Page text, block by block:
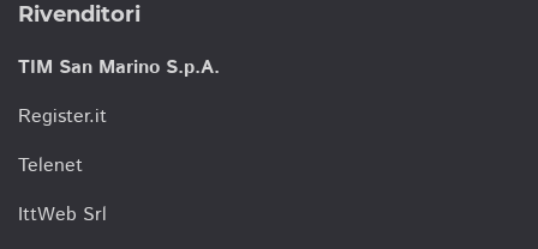
Rivenditori
TIM San Marino S.p.A.
Register.it
Telenet
IttWeb Srl